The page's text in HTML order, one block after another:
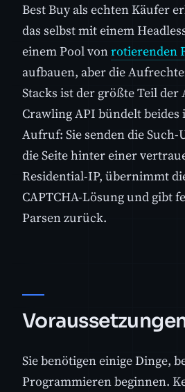
Best Buy als echten Käufer
das selbst mit einem
einem Pool vonrotierenden
aufbauen, aber die
Stacks ist der größte Teil der
Crawling API bündelt beides
Aufruf: Sie senden die
die Seite hinter einer
Residential-IP, übernimmt
CAPTCHA-Lösung und gibt
Parsen zurück.
Sie benötigen einige Dinge,
Programmieren beginnen.